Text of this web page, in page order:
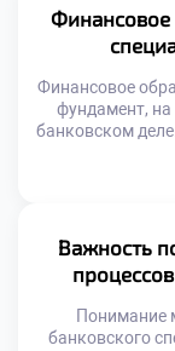
эффективно
и планировать
Финансовое
Финансовое
фундамент, на
банковском
понимания
Важность
Понимание
банковского